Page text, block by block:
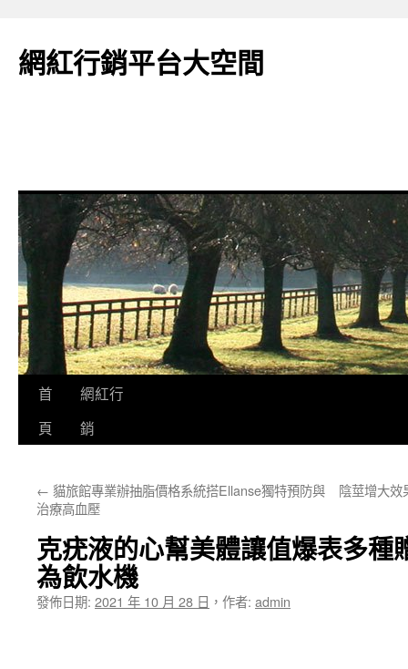
網紅行銷平台大空間
跳
要
容
首
頁
網紅行
銷
← 貓旅館專業辦抽脂價格系統搭Ellanse獨特預防與
治療高血壓
陰莖增大效
克疣液的心幫美體讓值爆表多種
為飲水機
發佈日期: 2021 年 10 月 28 日 ， 作者: admin